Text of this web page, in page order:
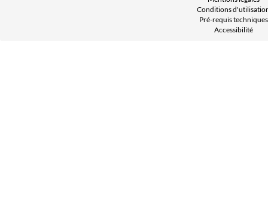
Conditions
Pré-requis techniques
Accessibilité